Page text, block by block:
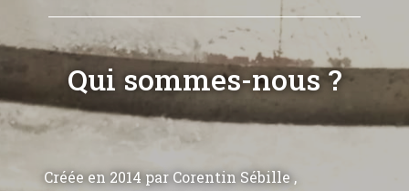
Qui sommes-nous ?
Créée en 2014 par Corentin Sébille ,